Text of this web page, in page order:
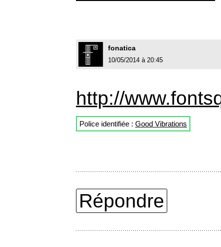
fonatica
10/05/2014 à 20:45
http://
Police identifiée : Good Vibrations
Répondre